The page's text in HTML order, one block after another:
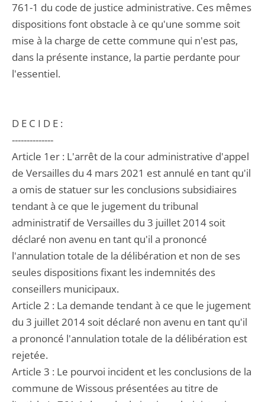
761-1 du code de justice administrative. Ces mêmes
dispositions font obstacle à ce qu'une somme soit
mise à la charge de cette commune qui n'est pas,
dans la présente instance, la partie perdante pour
l'essentiel.
D E C I D E :
--------------
Article 1er : L'arrêt de la cour administrative d'appel
de Versailles du 4 mars 2021 est annulé en tant qu'il
a omis de statuer sur les conclusions subsidiaires
tendant à ce que le jugement du tribunal
administratif de Versailles du 3 juillet 2014 soit
déclaré non avenu en tant qu'il a prononcé
l'annulation totale de la délibération et non de ses
seules dispositions fixant les indemnités des
conseillers municipaux.
Article 2 : La demande tendant à ce que le jugement
du 3 juillet 2014 soit déclaré non avenu en tant qu'il
a prononcé l'annulation totale de la délibération est
rejetée.
Article 3 : Le pourvoi incident et les conclusions de la
commune de Wissous présentées au titre de